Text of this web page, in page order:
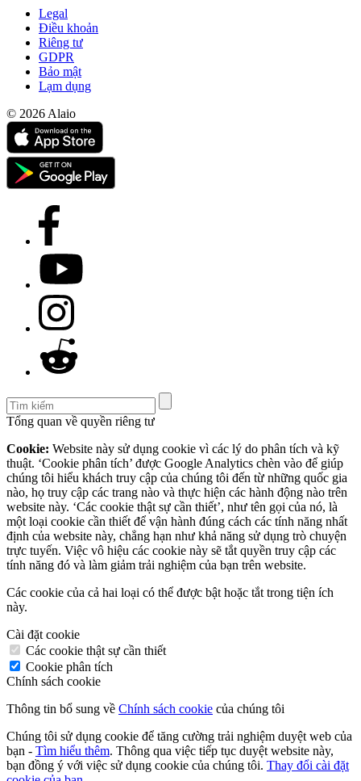
Legal
Điều khoản
Riêng tư
GDPR
Bảo mật
Lạm dụng
© 2026 Alaio
Tổng quan về quyền riêng tư
Cookie: Website này sử dụng cookie vì các lý do phân tích và kỹ
thuật. ‘Cookie phân tích’ được Google Analytics chèn vào để giúp
chúng tôi hiểu khách truy cập của chúng tôi đến từ những quốc gia
nào, họ truy cập các trang nào và thực hiện các hành động nào trên
website này. ‘Các cookie thật sự cần thiết’, như tên gọi của nó, là
một loại cookie cần thiết để vận hành đúng cách các tính năng nhất
định của website này, chẳng hạn như khả năng sử dụng trò chuyện
trực tuyến. Việc vô hiệu các cookie này sẽ tắt quyền truy cập các
tính năng đó và làm giảm trải nghiệm của bạn trên website.
Các cookie của cả hai loại có thể được bật hoặc tắt trong tiện ích
này.
Cài đặt cookie
Các cookie thật sự cần thiết
Cookie phân tích
Chính sách cookie
Thông tin bổ sung về Chính sách cookie của chúng tôi
Chúng tôi sử dụng cookie để tăng cường trải nghiệm duyệt web của
bạn - Tìm hiểu thêm. Thông qua việc tiếp tục duyệt website này,
bạn đồng ý với việc sử dụng cookie của chúng tôi. Thay đổi cài đặt